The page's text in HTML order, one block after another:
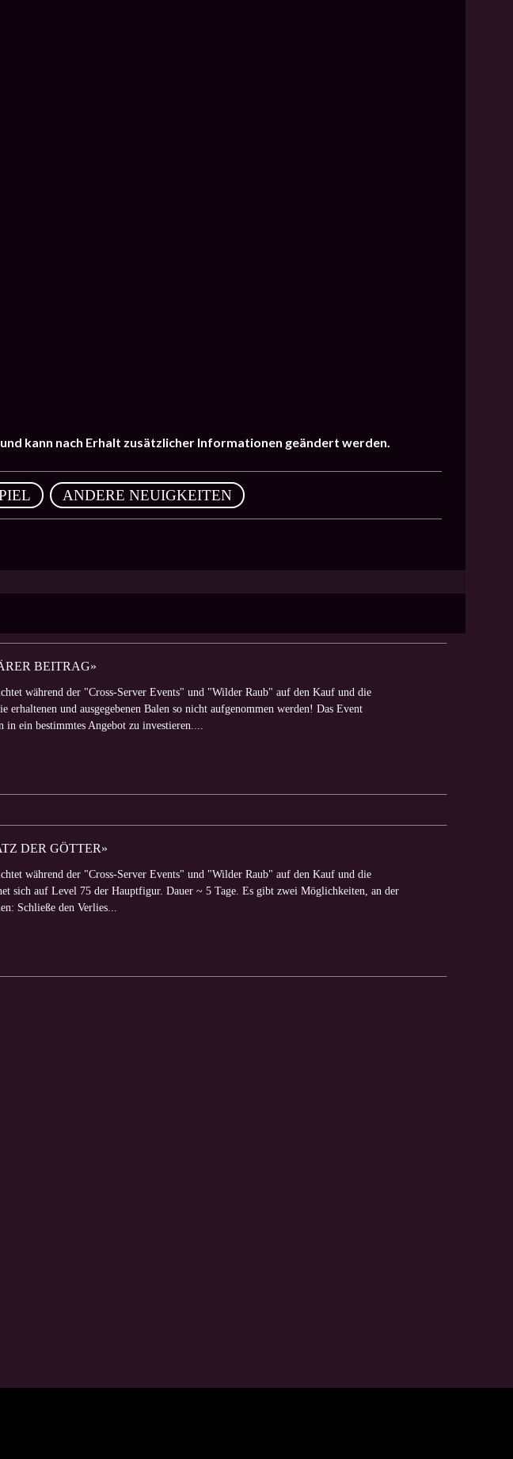
kann nach Erhalt zusätzlicher Informationen geändert werden.
, ANDERE NEUIGKEITEN
BEITRAG»
während der "Cross-Server Events" und "Wilder Raub" auf den Kauf und die
erhaltenen und ausgegebenen Balen so nicht aufgenommen werden! Das Event
in ein bestimmtes Angebot zu investieren....
DER GÖTTER»
während der "Cross-Server Events" und "Wilder Raub" auf den Kauf und die
sich auf Level 75 der Hauptfigur. Dauer ~ 5 Tage. Es gibt zwei Möglichkeiten, an der
Schließe den Verlies...